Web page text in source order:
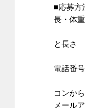
■応募
長・体
現
と長さ
連
電話番
※
コンか
メール